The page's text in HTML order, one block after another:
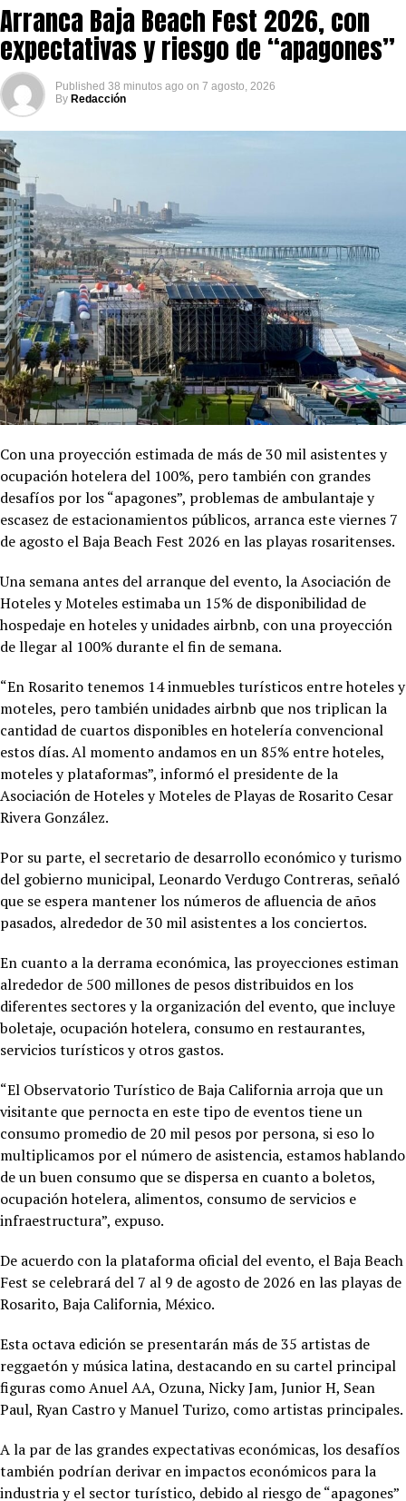
Arranca Baja Beach Fest 2026, con
expectativas y riesgo de “apagones”
Published 38 minutos ago on 7 agosto, 2026
By Redacción
Con una proyección estimada de más de 30 mil asistentes y
ocupación hotelera del 100%, pero también con grandes
desafíos por los “apagones”, problemas de ambulantaje y
escasez de estacionamientos públicos, arranca este viernes 7
de agosto el Baja Beach Fest 2026 en las playas rosaritenses.
Una semana antes del arranque del evento, la Asociación de
Hoteles y Moteles estimaba un 15% de disponibilidad de
hospedaje en hoteles y unidades airbnb, con una proyección
de llegar al 100% durante el fin de semana.
“En Rosarito tenemos 14 inmuebles turísticos entre hoteles y
moteles, pero también unidades airbnb que nos triplican la
cantidad de cuartos disponibles en hotelería convencional
estos días. Al momento andamos en un 85% entre hoteles,
moteles y plataformas”, informó el presidente de la
Asociación de Hoteles y Moteles de Playas de Rosarito Cesar
Rivera González.
Por su parte, el secretario de desarrollo económico y turismo
del gobierno municipal, Leonardo Verdugo Contreras, señaló
que se espera mantener los números de afluencia de años
pasados, alrededor de 30 mil asistentes a los conciertos.
En cuanto a la derrama económica, las proyecciones estiman
alrededor de 500 millones de pesos distribuidos en los
diferentes sectores y la organización del evento, que incluye
boletaje, ocupación hotelera, consumo en restaurantes,
servicios turísticos y otros gastos.
“El Observatorio Turístico de Baja California arroja que un
visitante que pernocta en este tipo de eventos tiene un
consumo promedio de 20 mil pesos por persona, si eso lo
multiplicamos por el número de asistencia, estamos hablando
de un buen consumo que se dispersa en cuanto a boletos,
ocupación hotelera, alimentos, consumo de servicios e
infraestructura”, expuso.
De acuerdo con la plataforma oficial del evento, el Baja Beach
Fest se celebrará del 7 al 9 de agosto de 2026 en las playas de
Rosarito, Baja California, México.
Esta octava edición se presentarán más de 35 artistas de
reggaetón y música latina, destacando en su cartel principal
figuras como Anuel AA, Ozuna, Nicky Jam, Junior H, Sean
Paul, Ryan Castro y Manuel Turizo, como artistas principales.
A la par de las grandes expectativas económicas, los desafíos
también podrían derivar en impactos económicos para la
industria y el sector turístico, debido al riesgo de “apagones”